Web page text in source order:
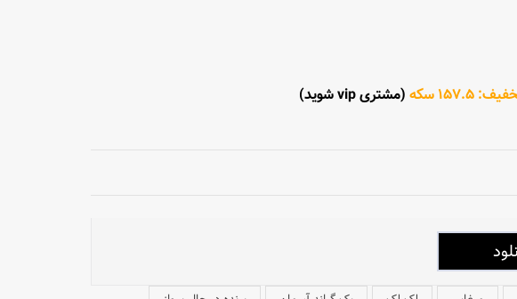
(مشتری vip شوید)